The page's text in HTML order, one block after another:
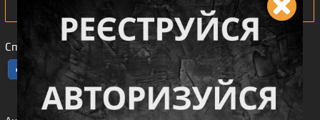
Сподобався наш інтернет магазин?